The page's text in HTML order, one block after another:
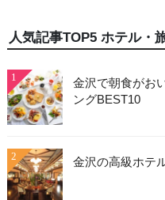
人気記事TOP5 ホテル・
1
金沢で朝食がお
ングBEST10
2 金沢の高級ホテ